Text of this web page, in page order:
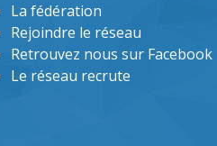
La fédération
Rejoindre le réseau
Retrouvez nous sur Facebook
Le réseau recrute